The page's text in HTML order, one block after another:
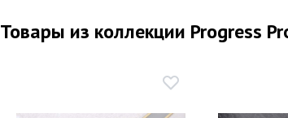
Товары из коллекции Progress